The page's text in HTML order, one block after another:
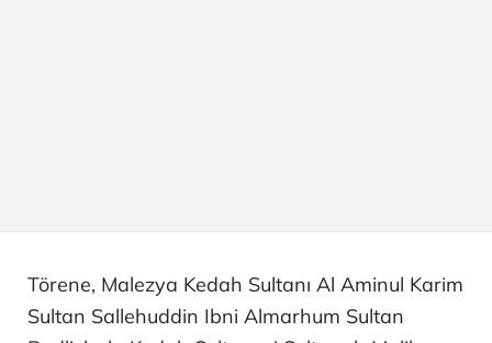
Törene, Malezya Kedah Sultanı Al Aminul Karim
Sultan Sallehuddin Ibni Almarhum Sultan